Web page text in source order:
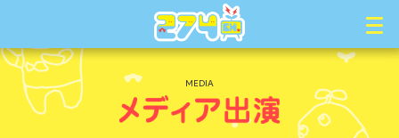
MEDIA